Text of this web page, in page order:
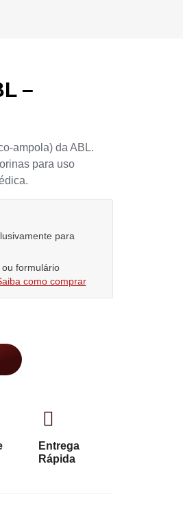
–
ampola) da ABL.
para uso
para
formulário
como comprar
Entrega
Rápida